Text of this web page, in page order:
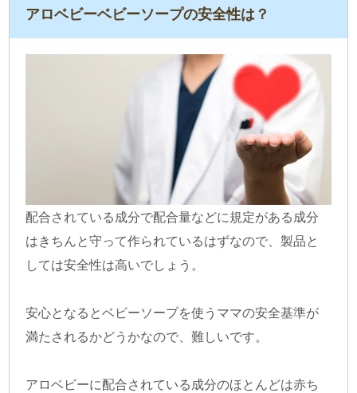
アロベビーベビーソープの安全性は？
配合されている成分で配合量などに規定がある成分
はきちんと守って作られているはずなので、製品と
しては安全性は高いでしょう。
安心となるとベビーソープを使うママの安全基準が
満たされるかどうかなので、難しいです。
アロベビーに配合されている成分のほとんどは赤ち